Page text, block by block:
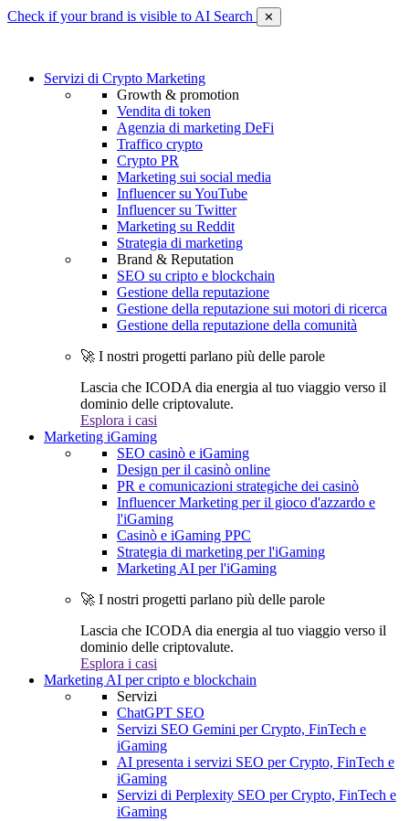
Check if your brand is visible to AI Search ✕
Servizi di Crypto Marketing
Growth & promotion
Vendita di token
Agenzia di marketing DeFi
Traffico crypto
Crypto PR
Marketing sui social media
Influencer su YouTube
Influencer su Twitter
Marketing su Reddit
Strategia di marketing
Brand & Reputation
SEO su cripto e blockchain
Gestione della reputazione
Gestione della reputazione sui motori di ricerca
Gestione della reputazione della comunità
🚀 I nostri progetti parlano più delle parole
Lascia che ICODA dia energia al tuo viaggio verso il
dominio delle criptovalute.
Esplora i casi
Marketing iGaming
SEO casinò e iGaming
Design per il casinò online
PR e comunicazioni strategiche dei casinò
Influencer Marketing per il gioco d'azzardo e
l'iGaming
Casinò e iGaming PPC
Strategia di marketing per l'iGaming
Marketing AI per l'iGaming
🚀 I nostri progetti parlano più delle parole
Lascia che ICODA dia energia al tuo viaggio verso il
dominio delle criptovalute.
Esplora i casi
Marketing AI per cripto e blockchain
Servizi
ChatGPT SEO
Servizi SEO Gemini per Crypto, FinTech e
iGaming
AI presenta i servizi SEO per Crypto, FinTech e
iGaming
Servizi di Perplexity SEO per Crypto, FinTech e
iGaming